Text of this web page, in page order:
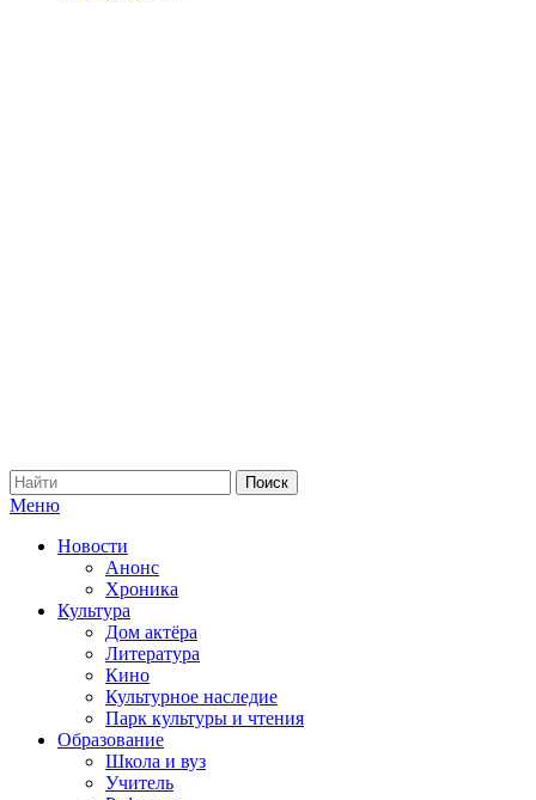
Меню
Новости
Анонс
Хроника
Культура
Дом актёра
Литература
Кино
Культурное наследие
Парк культуры и чтения
Образование
Школа и вуз
Учитель